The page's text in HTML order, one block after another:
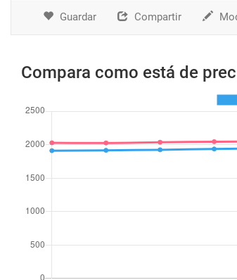
Guardar Compartir
Compara como está de